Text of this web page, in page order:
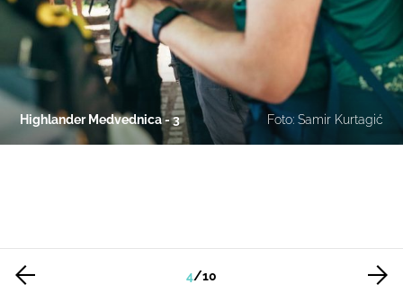
Highlander Medvednica - 3 Foto: Samir Kurtagić
4/10